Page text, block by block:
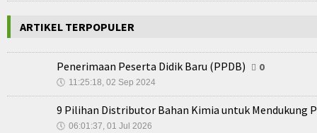
ARTIKEL TERPOPULER
Penerimaan Peserta Didik Baru (PPDB) 0
🕔 11:25:18, 02 Sep 2024
9 Pilihan Distributor Bahan Kimia untuk Mendukung
🕔 06:01:37, 01 Jul 2026